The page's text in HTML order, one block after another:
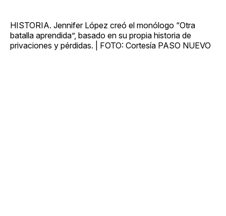
HISTORIA. Jennifer López creó el monólogo “Otra
batalla aprendida”, basado en su propia historia de
privaciones y pérdidas. | FOTO: Cortesía PASO NUEVO